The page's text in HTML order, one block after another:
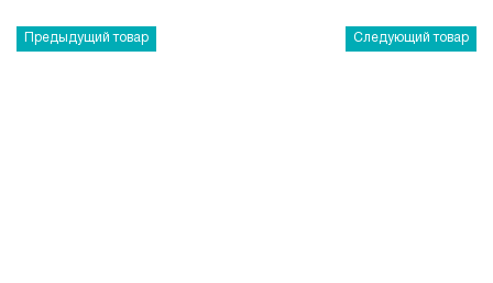
Предыдущий товар Следующий товар